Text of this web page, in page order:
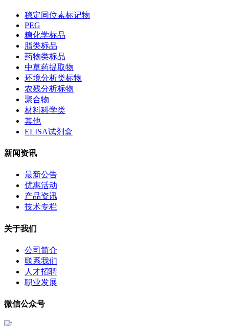
稳定同位素标记物
PEG
糖化学标品
脂类标品
药物类标品
中草药提取物
环境分析类标物
农残分析标物
聚合物
材料科学类
其他
ELISA试剂盒
新闻资讯
最新公告
优惠活动
产品资讯
技术专栏
关于我们
公司简介
联系我们
人才招聘
职业发展
微信公众号